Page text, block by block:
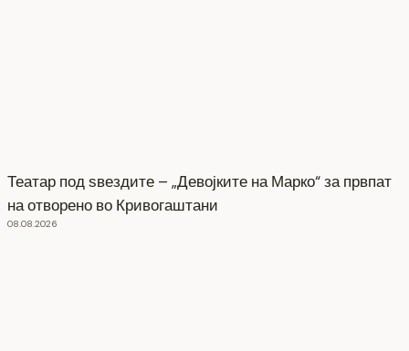
Театар под ѕвездите – „Девојките на Марко“ за првпат
на отворено во Кривогаштани
08.08.2026